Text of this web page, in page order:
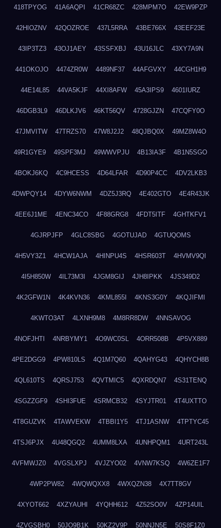
418TPYOG 41A6AQPI 41CR68ZC 428MPM7O 42EW9PZP
42HIOZNV 42QOZROE 437L5RRA 43BE766X 43EEF23E
43IP3TZ3 43OJ1AEY 43SSFXBJ 43U16JLC 43XY7A9N
441OKOJO 4474ZR0W 4489NF37 44AFGVXY 44CGH1H9
44E14L85 44VA5KJF 44XI8AFW 45A3IPS9 4601IURZ
46DGB3L9 46DLKJV6 46KT56QV 4728GJZN 47CQFY0O
47JMVITW 47TRZS70 47W8J2J2 48QJBQ0X 49MZ8W4O
49R1GYE9 49SPF3MJ 49WWVPJU 4B13IA3F 4B1N5SGO
4BOKJ6KQ 4C9HCESS 4D64LFAR 4D90P4CC 4DV2LKB3
4DWPQY14 4DYW6NWM 4DZ5J3RQ 4E402GTO 4E4R43JK
4EE6J1ME 4ENC34CO 4F88GRG8 4FDT5ITF 4GHTKFV1
4GJRPJFP 4GLC8SBG 4GOTUJAD 4GTUQOMS
4H5VY3Z1 4HCW1AJA 4HINPU4S 4HSR603T 4HVMV9QI
4I5H850W 4IL73M3I 4JGM8GIJ 4JH8IPKK 4JS349D2
4K2GFW1N 4K4KVN36 4KML855I 4KNS3G0Y 4KQJIFMI
4KWTO3AT 4LXNH9M8 4M8RR8DW 4NNSAVOG
4NOFJHTI 4NRBYMY1 4O9WC0SL 4ORR508B 4P5VX889
4PE2DGG9 4PW810LS 4Q1M7Q60 4QAHYG43 4QHYCH8B
4QL610TS 4QRSJ753 4QVTMIC5 4QXRDQN7 4S31TENQ
4SGZZGF9 4SHI3FUE 4SRMCB32 4SYJTR01 4T4UXTTO
4T8GUZVK 4TAWVEKW 4TBBI1Y5 4TJ1ASNW 4TPTYC45
4TSJ6PJX 4U48QGQ2 4UMM8LXA 4UNHPQM1 4URT243L
4VFMWJZ0 4VGSLXPJ 4VJZYO02 4VNW7KSQ 4W6ZE1F7
4WP2PW82 4WQWQXX8 4WXQZN38 4X7TT8GV
4XYOT662 4XZYAUHI 4YQHH612 4Z52SO0V 4ZP14UIL
4ZVGSBH0 50JO9B1K 50KZ2V9P 50NNJN5E 50S8F1Z0